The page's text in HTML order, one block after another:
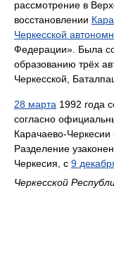
рассмотрение в
восстановлении
Черкесской
Федерации». Была
образованию трёх
Черкесской,
28 марта 1992 года
согласно
Карачаево-Черкесии
Разделение
Черкесия, с 9
Черкесской